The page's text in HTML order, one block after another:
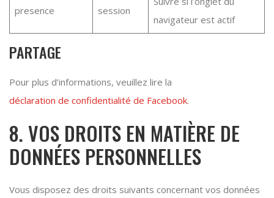
presence session
navigateur est actif
PARTAGE
Pour plus d’informations, veuillez lire la
déclaration de confidentialité de Facebook.
8. VOS DROITS EN MATIÈRE DE
DONNÉES PERSONNELLES
Vous disposez des droits suivants concernant vos données